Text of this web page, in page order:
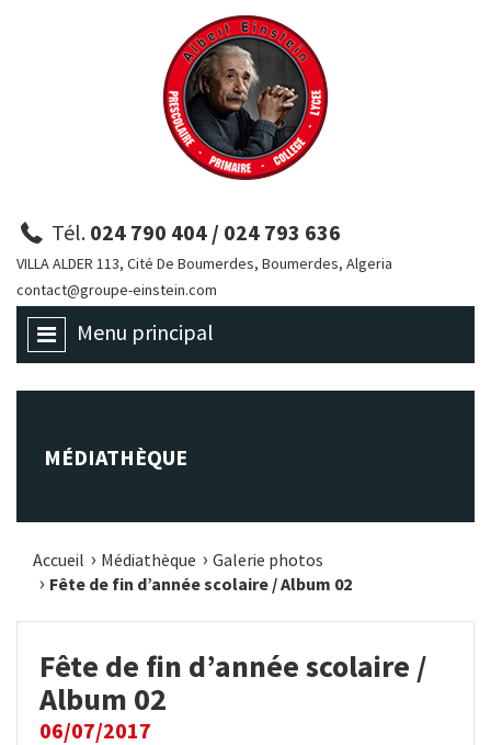
Tél. 024 790 404 / 024 793 636
VILLA ALDER 113, Cité De Boumerdes, Boumerdes, Algeria
contact@groupe-einstein.com
Menu principal
MÉDIATHÈQUE
Accueil Médiathèque
Galerie photos
Fête de fin d’année scolaire / Album 02
Fête de fin d’année scolaire /
Album 02
06/07/2017